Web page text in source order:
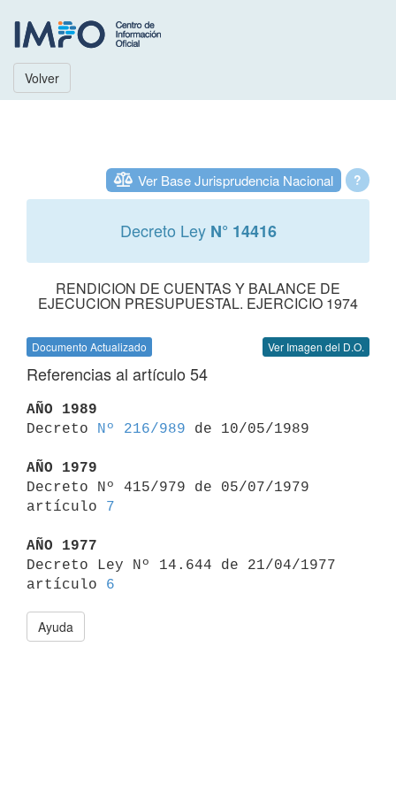
Volver
?
Ver Base Jurisprudencia Nacional
Decreto Ley N° 14416
RENDICION DE CUENTAS Y BALANCE DE
EJECUCION PRESUPUESTAL. EJERCICIO 1974
Documento Actualizado Ver Imagen del D.O.
Referencias al artículo 54
AÑO 1989
Decreto
Nº 216/989 de 10/05/1989
AÑO 1979
Decreto Nº 415/979 de 05/07/1979
artículo 7
AÑO 1977
Decreto Ley Nº 14.644 de 21/04/1977
artículo 6
Ayuda